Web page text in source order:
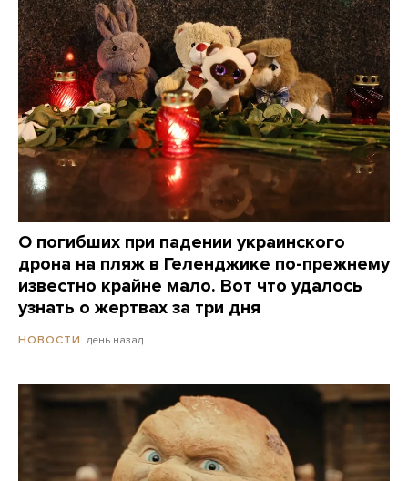
О погибших при падении украинского
дрона на пляж в Геленджике по-прежнему
известно крайне мало. Вот что удалось
узнать о жертвах за три дня
НОВОСТИ день назад